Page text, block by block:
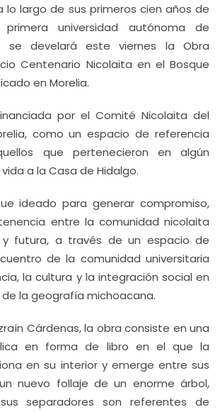
lo largo de sus primeros cien años de
universidad autónoma de
se develará este viernes la Obra
Centenario Nicolaita en el Bosque
en Morelia.
por el Comité Nicolaita del
como un espacio de referencia
que pertenecieron en algún
a la Casa de Hidalgo.
ideado para generar compromiso,
entre la comunidad nicolaita
futura, a través de un espacio de
de la comunidad universitaria
la cultura y la integración social en
la geografía michoacana.
Cárdenas, la obra consiste en una
en forma de libro en el que la
en su interior y emerge entre sus
nuevo follaje de un enorme árbol,
separadores son referentes de